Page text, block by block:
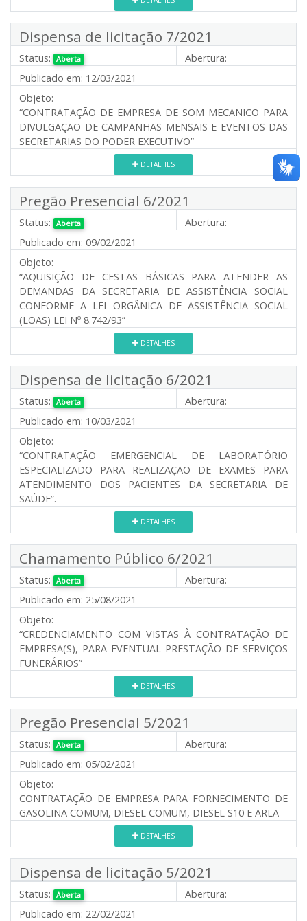
Dispensa de licitação 7/2021
Status: Aberta
Abertura:
Publicado em: 12/03/2021
Objeto:
“CONTRATAÇÃO DE EMPRESA DE SOM MECANICO PARA
DIVULGAÇÃO DE CAMPANHAS MENSAIS E EVENTOS DAS
SECRETARIAS DO PODER EXECUTIVO”
DETALHES
Pregão Presencial 6/2021
Status: Aberta
Abertura:
Publicado em: 09/02/2021
Objeto:
“AQUISIÇÃO DE CESTAS BÁSICAS PARA ATENDER AS
DEMANDAS DA SECRETARIA DE ASSISTÊNCIA SOCIAL
CONFORME A LEI ORGÂNICA DE ASSISTÊNCIA SOCIAL
(LOAS) LEI Nº 8.742/93”
DETALHES
Dispensa de licitação 6/2021
Status: Aberta
Abertura:
Publicado em: 10/03/2021
Objeto:
“CONTRATAÇÃO EMERGENCIAL DE LABORATÓRIO
ESPECIALIZADO PARA REALIZAÇÃO DE EXAMES PARA
ATENDIMENTO DOS PACIENTES DA SECRETARIA DE
SAÚDE”.
DETALHES
Chamamento Público 6/2021
Status: Aberta
Abertura:
Publicado em: 25/08/2021
Objeto:
“CREDENCIAMENTO COM VISTAS À CONTRATAÇÃO DE
EMPRESA(S), PARA EVENTUAL PRESTAÇÃO DE SERVIÇOS
FUNERÁRIOS”
DETALHES
Pregão Presencial 5/2021
Status: Aberta
Abertura:
Publicado em: 05/02/2021
Objeto:
CONTRATAÇÃO DE EMPRESA PARA FORNECIMENTO DE
GASOLINA COMUM, DIESEL COMUM, DIESEL S10 E ARLA
DETALHES
Dispensa de licitação 5/2021
Status: Aberta
Abertura:
Publicado em: 22/02/2021